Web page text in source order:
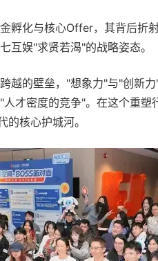
化与核心Offer，其背后折
互娱"求贤若渴"的战略姿态。
的壁垒，"想象力"与"创新力
才密度的竞争"。在这个重塑
核心护城河。